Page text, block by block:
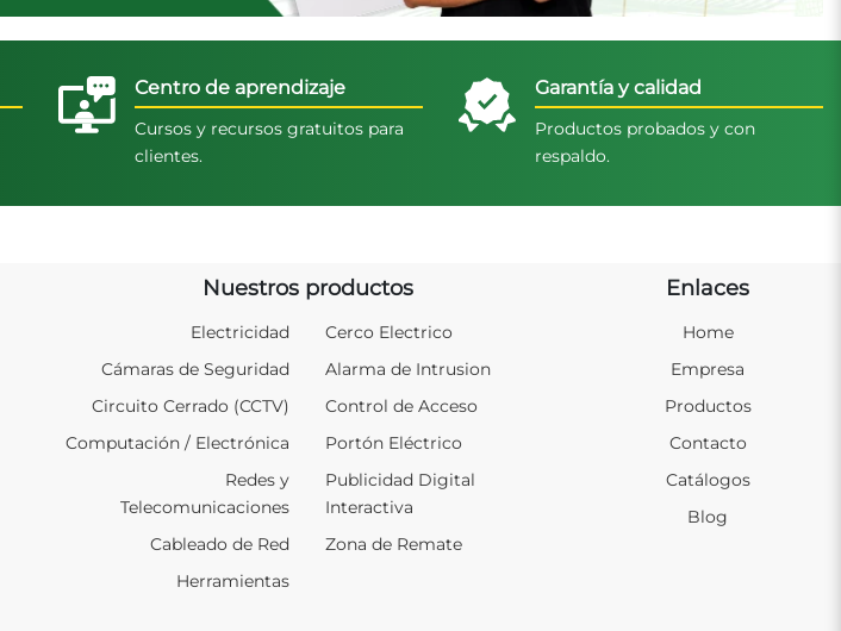
Centro de aprendizaje
Cursos y recursos gratuitos para
clientes.
Garantía y calidad
Productos probados y con
respaldo.
Nuestros productos
Electricidad
Cámaras de Seguridad
Circuito Cerrado (CCTV)
Computación / Electrónica
Redes y
Telecomunicaciones
Cableado de Red
Herramientas
Cerco Electrico
Alarma de Intrusion
Control de Acceso
Portón Eléctrico
Publicidad Digital
Interactiva
Zona de Remate
Enlaces
Home
Empresa
Productos
Contacto
Catálogos
Blog